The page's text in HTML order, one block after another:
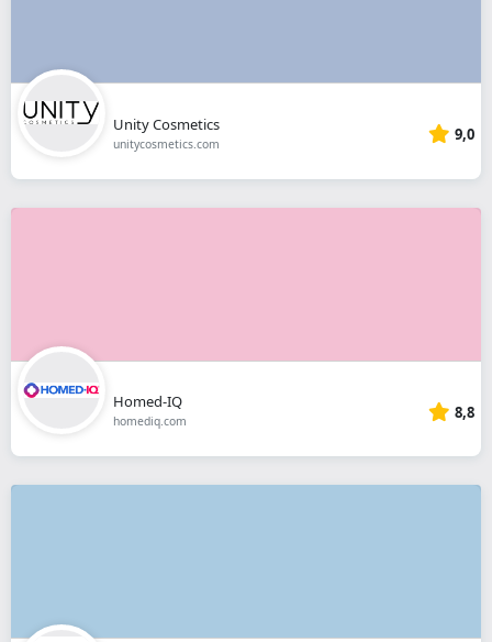
Unity Cosmetics
unitycosmetics.com 9,0
Homed-IQ
homediq.com 8,8